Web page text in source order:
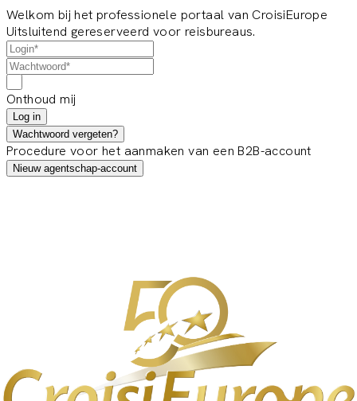
Welkom bij het professionele portaal van CroisiEurope
Uitsluitend gereserveerd voor reisbureaus.
Onthoud mij
Log in
Wachtwoord vergeten?
Procedure voor het aanmaken van een B2B-account
Nieuw agentschap-account